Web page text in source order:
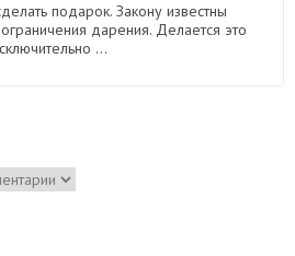
подарок. Закону известны
дарения. Делается это
...